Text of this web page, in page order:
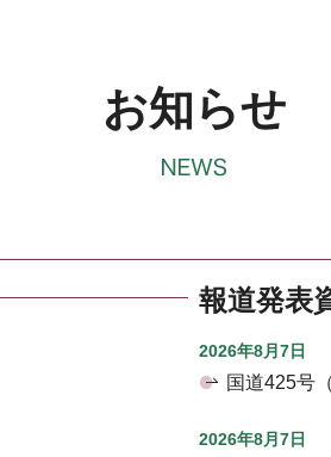
お知らせ
報道発表
2026年8月7日
国道425号
2026年8月7日